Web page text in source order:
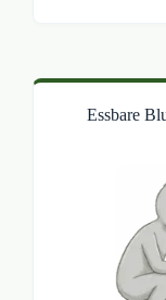
Essbare